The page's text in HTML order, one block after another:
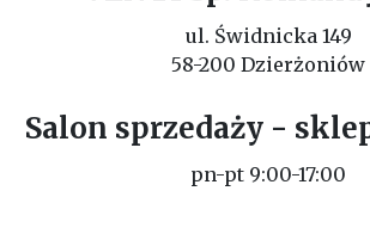
ul. Świdnicka 149
58-200 Dzierżoniów
Salon sprzedaży -
pn-pt 9:00-17:00